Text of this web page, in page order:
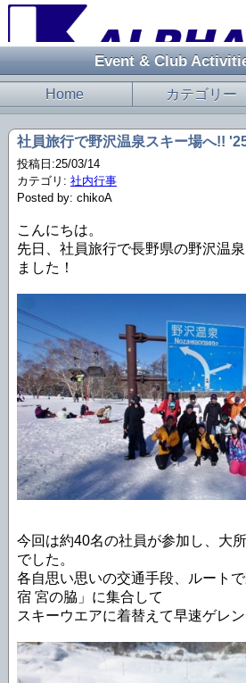
Event & Club
Home カテゴリー
社員旅行で野沢温泉スキー場へ!!
投稿日:25/03/14
カテゴリ: 社内行事
Posted by: chikoA
こんにちは。
先日、社員旅行で長野県の野沢温
ました！
今回は約40名の社員が参加し、大
でした。
各自思い思いの交通手段、ルート
宿 宮の脇」に集合して
スキーウエアに着替えて早速ゲレン